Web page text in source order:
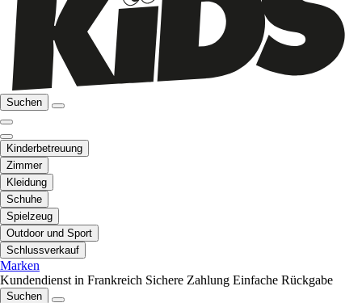
Suchen
Kinderbetreuung
Zimmer
Kleidung
Schuhe
Spielzeug
Outdoor und Sport
Schlussverkauf
Marken
Kundendienst in Frankreich Sichere Zahlung Einfache Rückgabe
Suchen